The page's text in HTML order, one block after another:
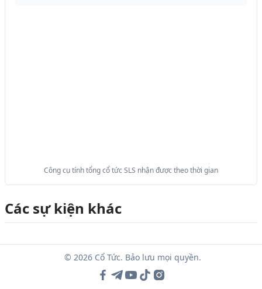
Công cụ tính tổng cổ tức SLS nhận được theo thời gian
Các sự kiện khác
© 2026 Cổ Tức. Bảo lưu mọi quyền.